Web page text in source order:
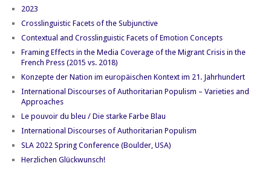
2023
Crosslinguistic Facets of the Subjunctive
Contextual and Crosslinguistic Facets of Emotion Concepts
Framing Effects in the Media Coverage of the Migrant Crisis in the
French Press (2015 vs. 2018)
Konzepte der Nation im europäischen Kontext im 21. Jahrhundert
International Discourses of Authoritarian Populism – Varieties and
Approaches
Le pouvoir du bleu / Die starke Farbe Blau
International Discourses of Authoritarian Populism
SLA 2022 Spring Conference (Boulder, USA)
Herzlichen Glückwunsch!